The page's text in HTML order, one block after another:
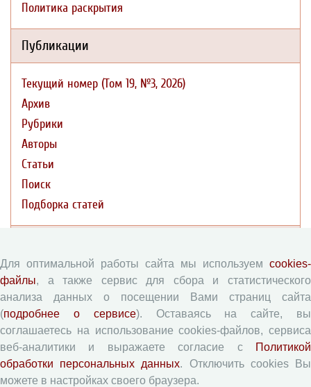
Политика раскрытия
Публикации
Текущий номер (Том 19, №3, 2026)
Архив
Рубрики
Авторы
Статьи
Поиск
Подборка статей
Правила для авторов
Типовой лицензионный договор
Согласие на обработку персональных данных
Приватность
Для оптимальной работы сайта мы используем cookies-
файлы, а также сервис для сбора и статистического
анализа данных о посещении Вами страниц сайта
(подробнее о сервисе). Оставаясь на сайте, вы
соглашаетесь на использование cookies-файлов, сервиса
веб-аналитики и выражаете согласие с
Политикой
обработки персональных данных. Отключить cookies Вы
можете в настройках своего браузера.